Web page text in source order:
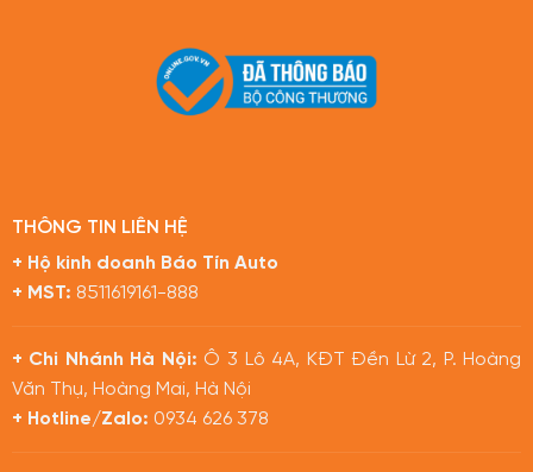
THÔNG TIN LIÊN HỆ
+ Hộ kinh doanh Báo Tín Auto
+ MST: 8511619161-888
+ Chi Nhánh Hà Nội: Ô 3 Lô 4A, KĐT Đền Lừ 2, P. Hoàng
Văn Thụ, Hoàng Mai, Hà Nội
+ Hotline/Zalo: 0934 626 378